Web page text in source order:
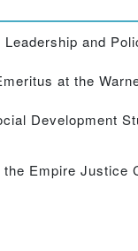
and
at the
Development
Empire Justice